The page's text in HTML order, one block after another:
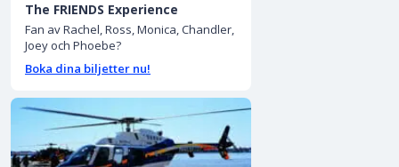
The FRIENDS Experience
Fan av Rachel, Ross, Monica, Chandler,
Joey och Phoebe?
Boka dina biljetter nu!